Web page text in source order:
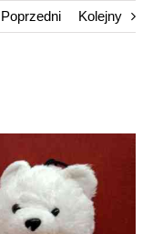
Poprzedni Kolejny